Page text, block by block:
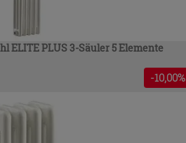
ELITE PLUS 3-Säuler 5 Elemente
-10,00%